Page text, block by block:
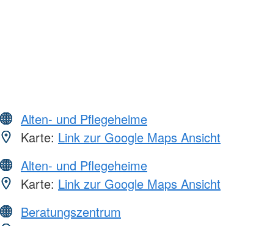
Alten- und Pflegeheime
Karte: Link zur Google Maps Ansicht
Alten- und Pflegeheime
Karte: Link zur Google Maps Ansicht
Beratungszentrum